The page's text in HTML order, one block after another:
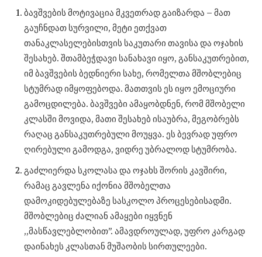
ბავშვების მოტივაცია მკვეთრად გაიზარდა – მათ
გაუჩნდათ სურვილი, მეტი ეთქვათ
თანაკლასელებისთვის საკუთარი თავისა და ოჯახის
შესახებ. შთამბეჭდავი სანახავი იყო, განსაკუთრებით,
იმ ბავშვების ბედნიერი სახე, რომელთა მშობლებიც
სტუმრად იმყოფებოდა. მათთვის ეს იყო ემოციური
გამოცდილება. ბავშვები ამაყობდნენ, რომ მშობელი
კლასში მოვიდა, მათი შესახებ ისაუბრა, მეგობრებს
რაღაც განსაკუთრებული მოუყვა. ეს ბევრად უფრო
ღირებული გამოდგა, ვიდრე უბრალოდ სტუმრობა.
გაძლიერდა სკოლასა და ოჯახს შორის კავშირი,
რამაც გავლენა იქონია მშობელთა
დამოკიდებულებაზე სასკოლო პროცესებისადმი.
მშობლებიც ძალიან ამაყები იყვნენ
,,მასწავლებლობით’’. ამავდროულად, უფრო კარგად
დაინახეს კლასთან მუშაობის სირთულეები.